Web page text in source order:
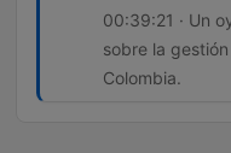
00:39:21 · Un
sobre la
Colombia.